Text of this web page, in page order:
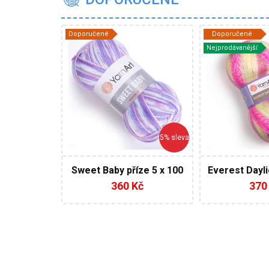
Doporučené
YarnArt
100 % Akryl
Fantasy
300
5
5% sleva
Sweet Baby příze 5 x 100
g AKCE
360 Kč
Doporučené
Nejprodávanější
Fantasy
Everest
200 g